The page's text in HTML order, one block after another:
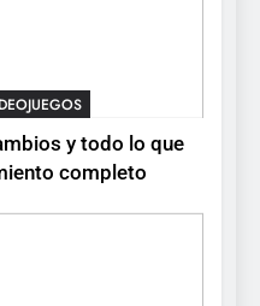
y todo lo que
completo